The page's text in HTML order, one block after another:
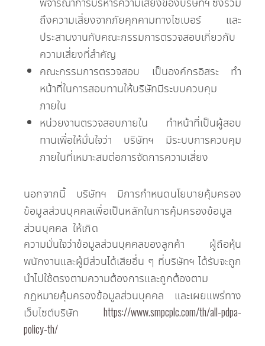
ถึงความเสี่ยงจากภัยคุกคามทางไซเบอร์ และ
ประสานงานกับคณะกรรมการตรวจสอบเกี่ยวกับ
ความเสี่ยงที่สำคัญ
คณะกรรมการตรวจสอบ เป็นองค์กรอิสระ ทำ
หน้าที่ในการสอบทานให้บริษัทมีระบบควบคุม
ภายใน
หน่วยงานตรวจสอบภายใน ทำหน้าที่เป็นผู้สอบ
ทานเพื่อให้มั่นใจว่า บริษัทฯ มีระบบการควบคุม
ภายในที่เหมาะสมต่อการจัดการความเสี่ยง
นอกจากนี้ บริษัทฯ มีการกำหนดนโยบายคุ้มครอง
ข้อมูลส่วนบุคคลเพื่อเป็นหลักในการคุ้มครองข้อมูล
ส่วนบุคคล ให้เกิด
ความมั่นใจว่าข้อมูลส่วนบุคคลของลูกค้า ผู้ถือหุ้น
พนักงานและผู้มีส่วนได้เสียอื่น ๆ ที่บริษัทฯ ได้รับจะถูก
นำไปใช้ตรงตามความต้องการและถูกต้องตาม
กฎหมายคุ้มครองข้อมูลส่วนบุคคล และเผยแพร่ทาง
เว็บไซต์บริษัท https://www.smpcplc.com/th/all-pdpa-
policy-th/